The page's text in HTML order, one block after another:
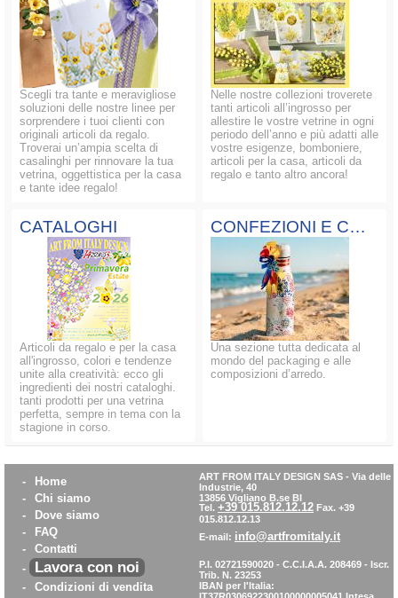
Scegli tra tante e meravigliose
soluzioni delle nostre linee per
sorprendere i tuoi clienti con
originali articoli da regalo.
Troverai un’ampia scelta di
casalinghi per rinnovare la tua
vetrina, oggettistica per la casa
e tante idee regalo!
Nelle nostre collezioni troverete
tanti articoli all’ingrosso per
allestire le vostre vetrine in ogni
periodo dell’anno e più adatti alle
vostre esigenze, bomboniere,
articoli per la casa, articoli da
regalo e tanto altro ancora!
CATALOGHI
Articoli da regalo e per la casa
all'ingrosso, colori e tendenze
unite alla creatività: ecco gli
ingredienti dei nostri cataloghi.
tanti prodotti per una vetrina
perfetta, sempre in tema con la
stagione in corso.
CONFEZIONI E COMPOSIZIONI
Una sezione tutta dedicata al
mondo del packaging e alle
composizioni d’arredo.
-
Home
-
Chi siamo
-
Dove siamo
-
FAQ
-
Contatti
-
Lavora con noi
-
Condizioni di vendita
ART FROM ITALY DESIGN SAS - Via delle
Industrie, 40
13856 Vigliano B.se BI
Tel. +39 015.812.12.12 Fax. +39
015.812.12.13
E-mail: info@artfromitaly.it
P.I. 02721590020 - C.C.I.A.A. 208469 - Iscr.
Trib. N. 23253
IBAN per l'Italia:
IT37R0306922300100000005041 Intesa